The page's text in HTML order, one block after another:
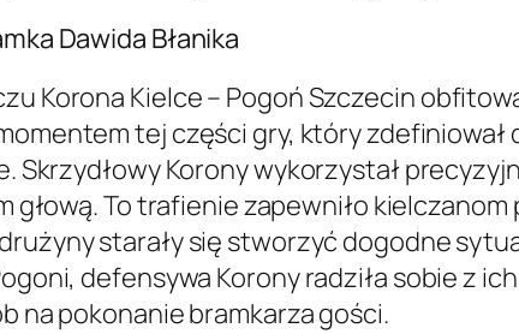
Dawida Błanika
Korona Kielce – Pogoń Szczecin
tej części gry, który zdefiniował
Skrzydłowy Korony wykorzystał
głową. To trafienie zapewniło
starały się stworzyć dogodne
defensywa Korony radziła sobie z
na pokonanie bramkarza gości.